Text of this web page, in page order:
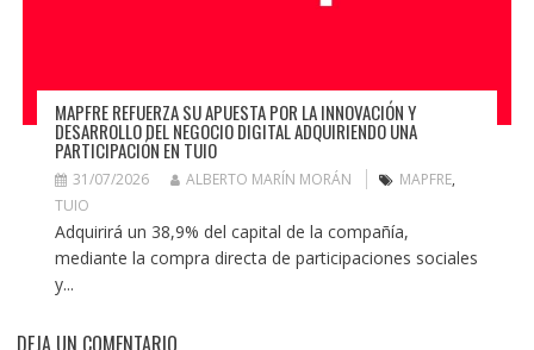
MAPFRE REFUERZA SU APUESTA POR LA INNOVACIÓN Y
DESARROLLO DEL NEGOCIO DIGITAL ADQUIRIENDO UNA
PARTICIPACIÓN EN TUIO
31/07/2026 ALBERTO MARÍN MORÁN MAPFRE,
TUIO
Adquirirá un 38,9% del capital de la compañía,
mediante la compra directa de participaciones sociales
y...
DEJA UN COMENTARIO